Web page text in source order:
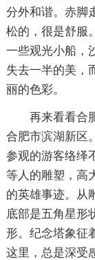
分外和谐。赤脚
松的，很是舒服
一些观光小船，
失去一半的美，
丽的色彩。
再来看看合
合肥市滨湖新区
参观的游客络绎
等人的雕塑，高
的英雄事迹。从
底部是五角星形
形。纪念塔象征
这里，总是深受